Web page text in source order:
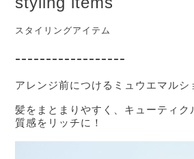
スタイリングアイテム
------------------
アレンジ前につけるミュウエマルシ
髪をまとまりやすく、キューティク
質感をリッチに！